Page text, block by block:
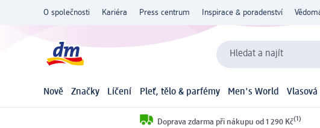
O společnosti Kariéra Press centrum Inspirace & poradenství
Hledat a najít
Nově Značky Líčení Pleť, tělo & parfémy Men's World
Doprava zdarma při nákupu od 1 290 Kč(1)